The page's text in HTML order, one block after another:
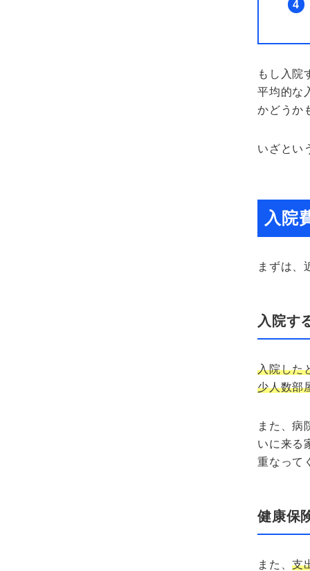
4
もし入院
平均的な
かどうか
いざとい
入院
まずは、
入院す
入院した
少人数部
また、病
いに来る
重なって
健康保
また、支